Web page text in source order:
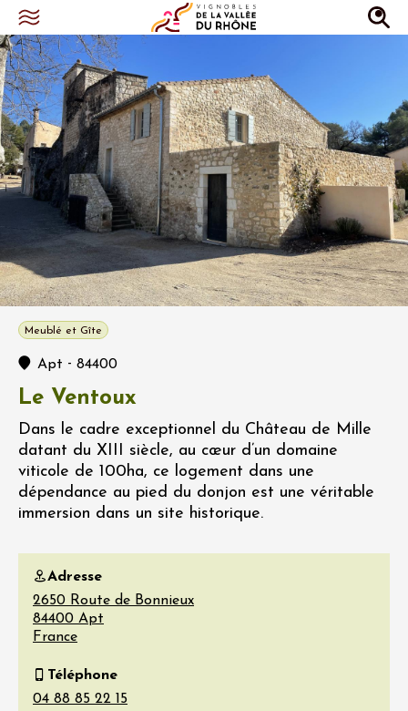
Meublé et Gîte
Apt - 84400
Le Ventoux
Dans le cadre exceptionnel du Château de Mille
datant du XIII siècle, au cœur d’un domaine
viticole de 100ha, ce logement dans une
dépendance au pied du donjon est une véritable
immersion dans un site historique.
Adresse
2650 Route de Bonnieux
84400 Apt
France
Téléphone